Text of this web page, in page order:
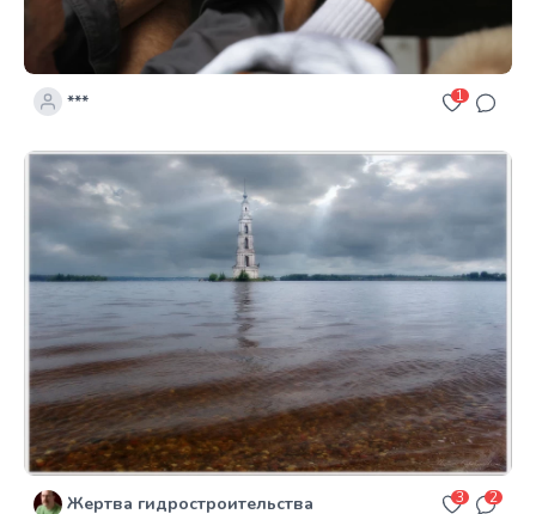
*** 1
Жертва гидростроительства 3 2